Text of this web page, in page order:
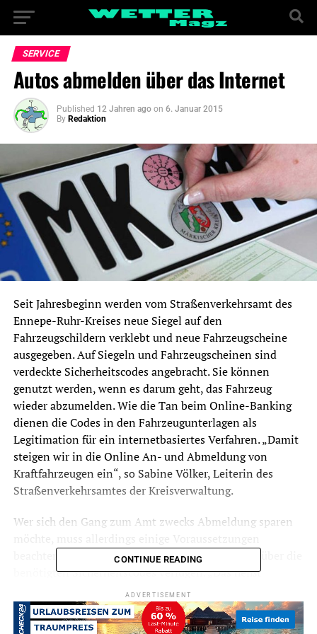
SERVICE
Autos abmelden über das Internet
Published 12 Jahren ago on 6. Januar 2015
By Redaktion
Seit Jahresbeginn werden vom Straßenverkehrsamt des
Ennepe-Ruhr-Kreises neue Siegel auf den
Fahrzeugschildern verklebt und neue Fahrzeugscheine
ausgegeben. Auf Siegeln und Fahrzeugscheinen sind
verdeckte Sicherheitscodes angebracht. Sie können
genutzt werden, wenn es darum geht, das Fahrzeug
wieder abzumelden. Wie die Tan beim Online-Banking
dienen die Codes in den Fahrzeugunterlagen als
Legitimation für ein internetbasiertes Verfahren. „Damit
steigen wir in die Online An- und Abmeldung von
Kraftfahrzeugen ein“, so Sabine Völker, Leiterin des
Straßenverkehrsamtes der Kreisverwaltung.
Wer sich den Gang zum Amt zwecks Abmeldung sparen
beachten. Zum einen müssen Siegel und Papiere über die
benötigten Sicherheitscodes verfügen. „Das heißt
logischerweise: Online abgemeldet werden können nur
die Fahrzeuge, die ab 2015 neu oder wieder zugelassen
worden sind. Bei allen anderen ist das nicht möglich“,
CONTINUE READING
ADVERTISEMENT